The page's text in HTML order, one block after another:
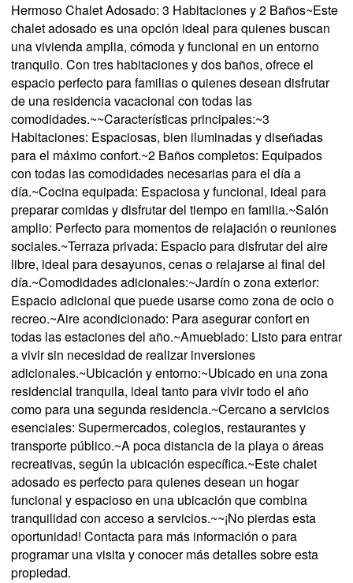
Hermoso Chalet Adosado: 3 Habitaciones y 2 Baños~Este
chalet adosado es una opción ideal para quienes buscan
una vivienda amplia, cómoda y funcional en un entorno
tranquilo. Con tres habitaciones y dos baños, ofrece el
espacio perfecto para familias o quienes desean disfrutar
de una residencia vacacional con todas las
comodidades.~~Características principales:~3
Habitaciones: Espaciosas, bien iluminadas y diseñadas
para el máximo confort.~2 Baños completos: Equipados
con todas las comodidades necesarias para el día a
día.~Cocina equipada: Espaciosa y funcional, ideal para
preparar comidas y disfrutar del tiempo en familia.~Salón
amplio: Perfecto para momentos de relajación o reuniones
sociales.~Terraza privada: Espacio para disfrutar del aire
libre, ideal para desayunos, cenas o relajarse al final del
día.~Comodidades adicionales:~Jardín o zona exterior:
Espacio adicional que puede usarse como zona de ocio o
recreo.~Aire acondicionado: Para asegurar confort en
todas las estaciones del año.~Amueblado: Listo para entrar
a vivir sin necesidad de realizar inversiones
adicionales.~Ubicación y entorno:~Ubicado en una zona
residencial tranquila, ideal tanto para vivir todo el año
como para una segunda residencia.~Cercano a servicios
esenciales: Supermercados, colegios, restaurantes y
transporte público.~A poca distancia de la playa o áreas
recreativas, según la ubicación específica.~Este chalet
adosado es perfecto para quienes desean un hogar
funcional y espacioso en una ubicación que combina
tranquilidad con acceso a servicios.~~¡No pierdas esta
oportunidad! Contacta para más información o para
programar una visita y conocer más detalles sobre esta
propiedad.